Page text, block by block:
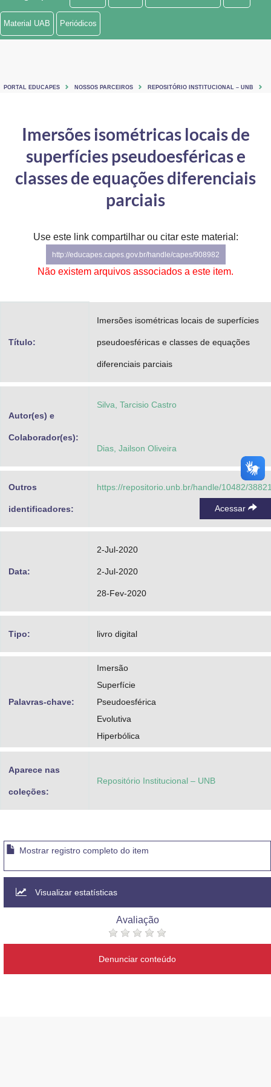
Ministério de Minas e Energia
Controladoria-Geral da União
Ministério da Mulher, da Família e dos Direitos Humanos
Gabinete de Segurança Institucional
Material UAB Periódicos
PORTAL EDUCAPES NOSSOS PARCEIROS REPOSITÓRIO INSTITUCIONAL – UNB
Imersões isométricas locais de
superfícies pseudoesféricas e
classes de equações diferenciais
parciais
Use este link compartilhar ou citar este material:
http://educapes.capes.gov.br/handle/capes/908982
Não existem arquivos associados a este item.
Título:
Imersões isométricas locais de superfícies
pseudoesféricas e classes de equações
diferenciais parciais
Autor(es) e
Colaborador(es):
Silva, Tarcisio Castro
Dias, Jailson Oliveira
Outros
identificadores:
https://repositorio.unb.br/handle/10482/
Acessar
Data:
2-Jul-2020
2-Jul-2020
28-Fev-2020
Tipo: livro digital
Palavras-chave:
Imersão
Superfície
Pseudoesférica
Evolutiva
Hiperbólica
Aparece nas
coleções:
Repositório Institucional – UNB
Mostrar registro completo do item
Visualizar estatísticas
Avaliação
Denunciar conteúdo